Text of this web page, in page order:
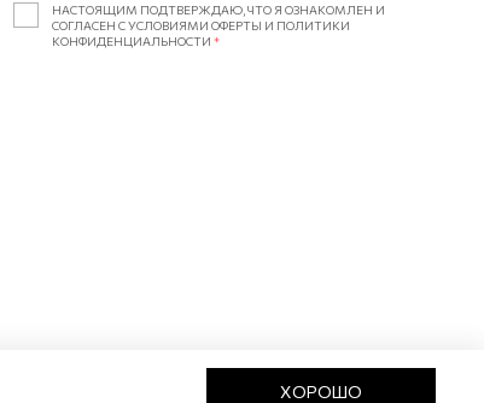
НАСТОЯЩИМ ПОДТВЕРЖДАЮ, ЧТО Я ОЗНАКОМЛЕН И
СОГЛАСЕН С УСЛОВИЯМИ ОФЕРТЫ И ПОЛИТИКИ
КОНФИДЕНЦИАЛЬНОСТИ*
ХОРОШО